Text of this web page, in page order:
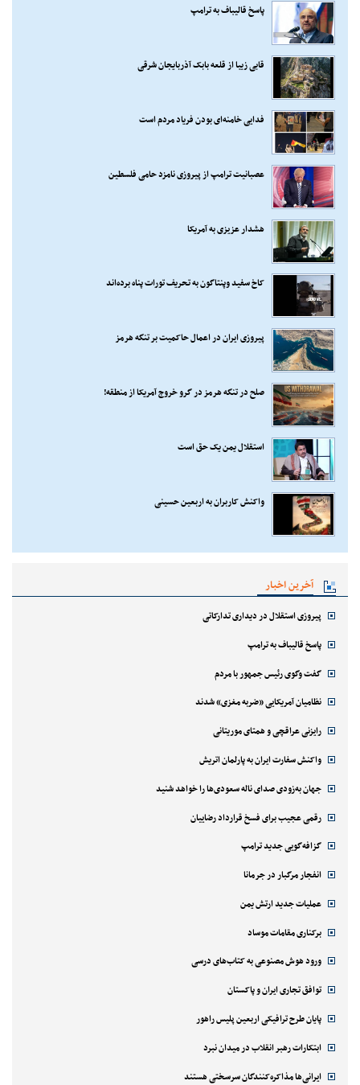
پاسخ قالیباف به ترامپ
قابی زیبا از قلعه بابک آذربایجان شرقی
فدایی خامنه‌ای بودن فریاد مردم است
عصبانیت ترامپ از پیروزی نامزد حامی فلسطین
هشدار عزیزی به آمریکا
کاخ سفید وپنتاگون به تحریف تورات پناه برده‌اند
پیروزی ایران در اعمال حاکمیت بر تنگه هرمز
صلح در تنگه هرمز در گرو خروج آمریکا از منطقه!
استقلال یمن یک حق است
واکنش کاربران به اربعین حسینی
آخرین اخبار
پیروزی استقلال در دیداری تدارکاتی
پاسخ قالیباف به ترامپ
گفت وگوی رئیس جمهور با مردم
نظامیان آمریکایی «ضربه مغزی» شدند
رایزنی عراقچی و همتای موریتانی
واکنش سفارت ایران به پارلمان اتریش
جهان به‌زودی صدای ناله سعودی‌ها را خواهد شنید
رقمی عجیب برای فسخ قرارداد رضاییان
گزافه‌گویی جدید ترامپ
انفجار مرگبار در جرمانا
عملیات جدید ارتش یمن
برکناری مقامات موساد
ورود هوش مصنوعی به کتاب‌های درسی
توافق تجاری ایران و پاکستان
پایان طرح ترافیکی اربعین پلیس راهور
ابتکارات رهبر انقلاب در میدان نبرد
ایرانی‌ها مذاکره‌کنندگان سرسختی هستند